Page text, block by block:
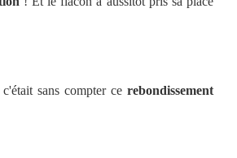
sans compter ce rebondissement